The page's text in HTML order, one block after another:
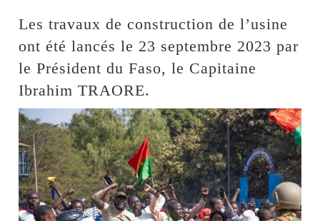
Les travaux de construction de l’usine
ont été lancés le 23 septembre 2023 par
le Président du Faso, le Capitaine
Ibrahim TRAORE.